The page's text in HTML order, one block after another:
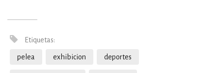
Etiquetas:
pelea exhibicion deportes